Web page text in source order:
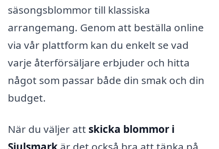
säsongsblommor till klassiska
arrangemang. Genom att beställa online
via vår plattform kan du enkelt se vad
varje återförsäljare erbjuder och hitta
något som passar både din smak och din
budget.
När du väljer att skicka blommor i